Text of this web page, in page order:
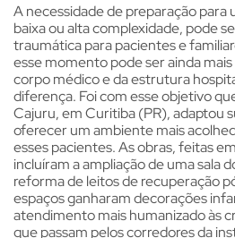
A necessidade de preparação para
baixa ou alta complexidade, pode
traumática para pacientes e
esse momento pode ser ainda
corpo médico e da estrutura
diferença. Foi com esse objetivo
Cajuru, em Curitiba (PR), adaptou
oferecer um ambiente mais
esses pacientes. As obras, feitas
incluíram a ampliação de uma sala
reforma de leitos de recuperação
espaços ganharam decorações
atendimento mais humanizado às
que passam pelos corredores da